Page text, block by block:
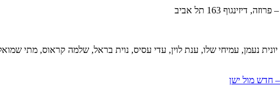
נעמן, עמיחי שלו, ענת לוין, עדי עסיס, נוית בראל, שלמה קראוס, מתי
חדש מול ישן